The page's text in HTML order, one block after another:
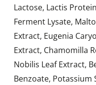
Lactose, Lactis
Ferment Lysate,
Extract, Eugenia
Extract, Chamomilla
Nobilis Leaf Extract,
Benzoate, Potassium